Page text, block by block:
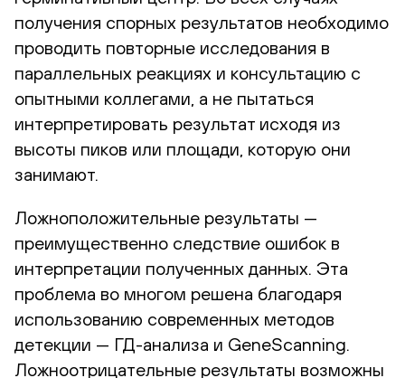
получения спорных результатов необходимо
проводить повторные исследования в
параллельных реакциях и консультацию с
опытными коллегами, а не пытаться
интерпретировать результат исходя из
высоты пиков или площади, которую они
занимают.
Ложноположительные результаты —
преимущественно следствие ошибок в
интерпретации полученных данных. Эта
проблема во многом решена благодаря
использованию современных методов
детекции — ГД-анализа и GeneScanning.
Ложноотрицательные результаты возможны